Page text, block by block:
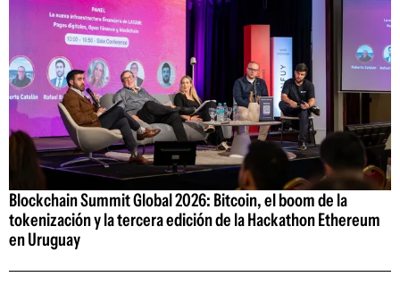
Blockchain Summit Global 2026: Bitcoin, el boom de la
tokenización y la tercera edición de la Hackathon Ethereum
en Uruguay